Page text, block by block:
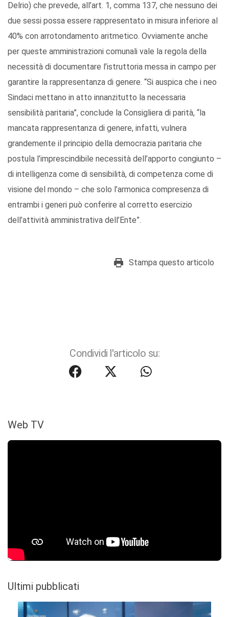
Delrio) che prevede, all’art. 1, comma 137, che nessuno dei
due sessi possa essere rappresentato in misura inferiore al
40% con arrotondamento aritmetico. Ovviamente anche
per queste amministrazioni comunali vale la regola della
necessità di documentare l’istruttoria messa in campo per
garantire la rappresentanza di genere. “Si auspica che i neo
Sindaci mettano in atto innanzitutto la necessaria
sensibilità paritaria”, conclude la Consigliera di parità, “la
mancata rappresentanza di genere, infatti, vulnera
grandemente il principio della democrazia paritaria che
postula l’imprescindibile necessità dell’apporto congiunto –
di intelligenza come di sensibilità, di competenza come di
visione del mondo – che solo l’armonica compresenza di
entrambi i generi può conferire al corretto esercizio
dell’attività amministrativa dell’Ente”.
Stampa questo articolo
Condividi l'articolo su:
Web TV
Ultimi pubblicati